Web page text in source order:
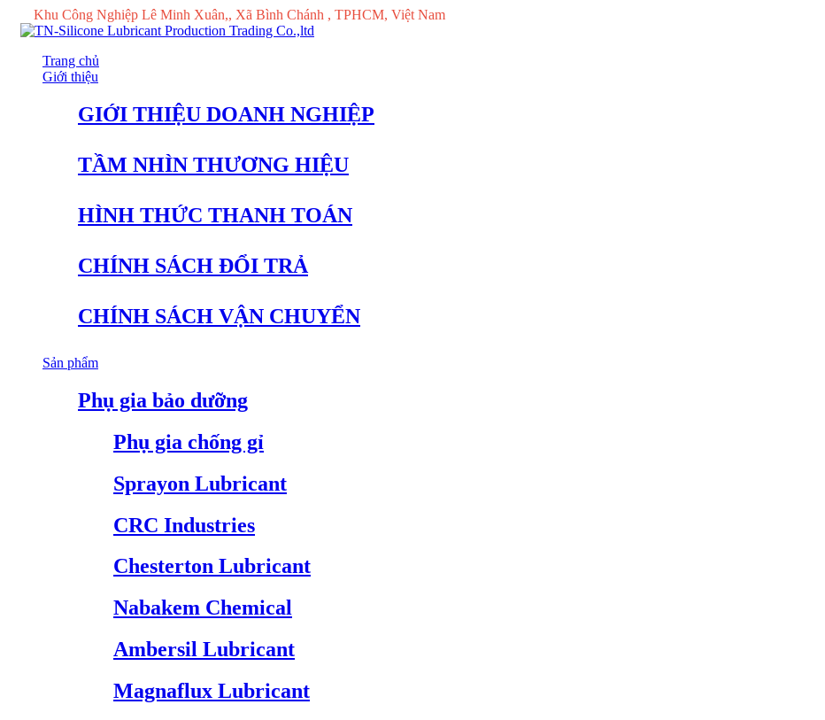
Khu Công Nghiệp Lê Minh Xuân,, Xã Bình Chánh , TPHCM, Việt Nam
Trang chủ
Giới thiệu
GIỚI THIỆU DOANH NGHIỆP
TẦM NHÌN THƯƠNG HIỆU
HÌNH THỨC THANH TOÁN
CHÍNH SÁCH ĐỔI TRẢ
CHÍNH SÁCH VẬN CHUYỂN
Sản phẩm
Phụ gia bảo dưỡng
Phụ gia chống gỉ
Sprayon Lubricant
CRC Industries
Chesterton Lubricant
Nabakem Chemical
Ambersil Lubricant
Magnaflux Lubricant